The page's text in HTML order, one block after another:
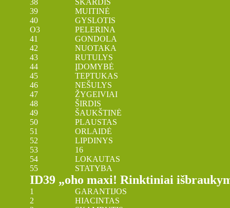
38 SKARDIS
39 MUITINĖ
40 GYSLOTIS
O3 PELERINA
41 GONDOLA
42 NUOTAKA
43 RUTULYS
44 ĮDOMYBĖ
45 TEPTUKAS
46 NEŠULYS
47 ŽYGEIVIAI
48 ŠIRDIS
49 ŠAUKŠTINĖ
50 PLAUSTAS
51 ORLAIDĖ
52 LIPDINYS
53 16
54 LOKAUTAS
55 STATYBA
ID39 „oho maxi! Rinktiniai
1 GARANTIJOS
2 HIACINTAS